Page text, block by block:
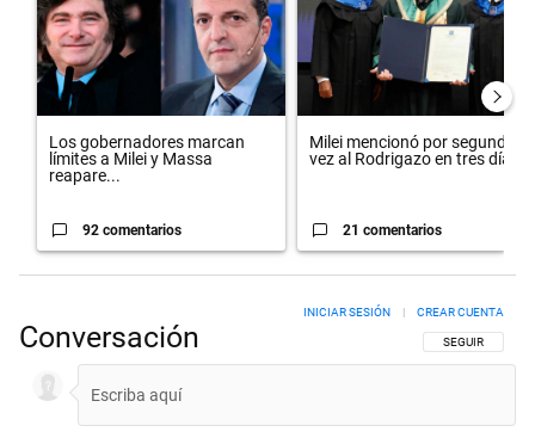
Los gobernadores marcan
límites a Milei y Massa
reapare...
92 comentarios
Milei mencionó por segunda
vez al Rodrigazo en tres día...
21 comentarios
Conversación SIGA ESTA
SEGUIR
INICIAR SESIÓN CREAR CUENTA